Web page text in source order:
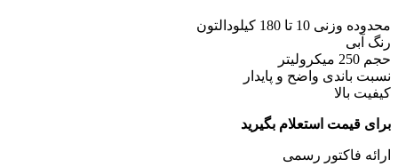
محدوده وزنی 10 تا 180 کیلودالتون
رنگ آبی
حجم 250 میکرولیتر
نسبت باندی واضح و پایدار
کیفیت بالا
برای قیمت استعلام بگیرید
ارائه فاکتور رسمی